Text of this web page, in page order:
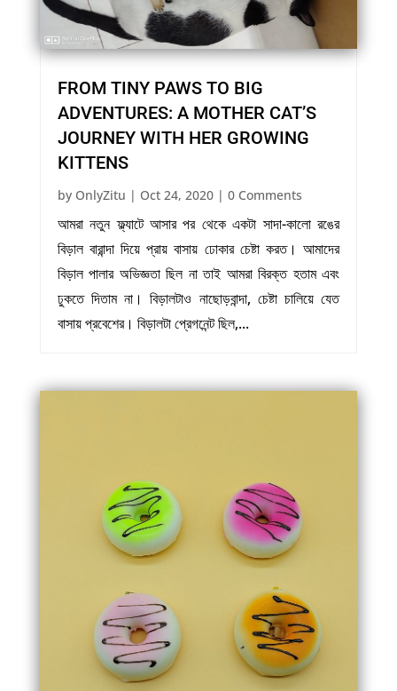
FROM TINY PAWS TO BIG
ADVENTURES: A MOTHER CAT’S
JOURNEY WITH HER GROWING
KITTENS
by OnlyZitu | Oct 24, 2020| 0 Comments
আমরা নতুন ফ্ল্যাটে আসার পর থেকে একটা সাদা-কালো রঙের
বিড়াল বারান্দা দিয়ে প্রায় বাসায় ঢোকার চেষ্টা করত। আমাদের
বিড়াল পালার অভিজ্ঞতা ছিল না তাই আমরা বিরক্ত হতাম এবং
ঢুকতে দিতাম না। বিড়ালটাও নাছোড়বান্দা, চেষ্টা চালিয়ে যেত
বাসায় প্রবেশের। বিড়ালটা প্রেগনেন্ট ছিল,...